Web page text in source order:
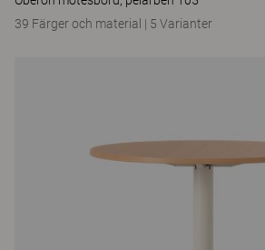
39 Färger och material | 5 Varianter